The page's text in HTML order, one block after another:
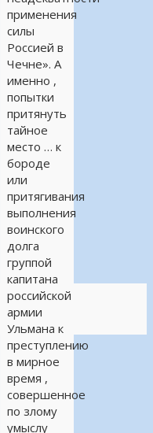
применения
силы
Россией в
Чечне». А
именно ,
попытки
притянуть
тайное
место … к
бороде
или
притягивания
выполнения
воинского
долга
группой
капитана
российской
армии
Ульмана к
преступлению
в мирное
время ,
совершенное
по злому
умыслу